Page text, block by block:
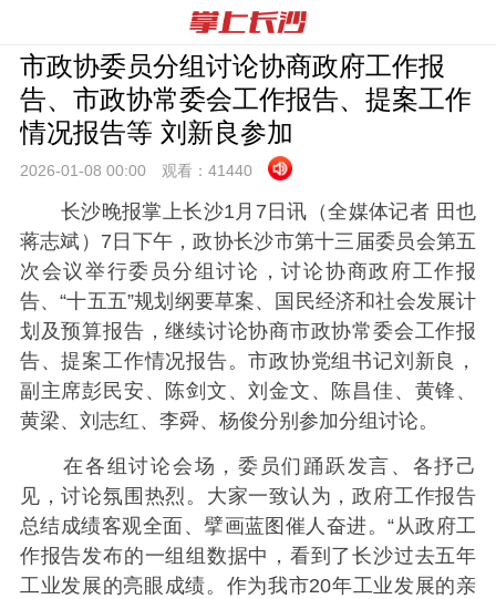
市政协委员分组讨论协商政府工作报
告、市政协常委会工作报告、提案工作
情况报告等 刘新良参加
2026-01-08 00:00 观看： 41440
长沙晚报掌上长沙1月7日讯（全媒体记者 田也
蒋志斌）7日下午，政协长沙市第十三届委员会第五
次会议举行委员分组讨论，讨论协商政府工作报
告、“十五五”规划纲要草案、国民经济和社会发展计
划及预算报告，继续讨论协商市政协常委会工作报
告、提案工作情况报告。市政协党组书记刘新良，
副主席彭民安、陈剑文、刘金文、陈昌佳、黄锋、
黄梁、刘志红、李舜、杨俊分别参加分组讨论。
在各组讨论会场，委员们踊跃发言、各抒己
见，讨论氛围热烈。大家一致认为，政府工作报告
总结成绩客观全面、擘画蓝图催人奋进。“从政府工
作报告发布的一组组数据中，看到了长沙过去五年
工业发展的亮眼成绩。作为我市20年工业发展的亲